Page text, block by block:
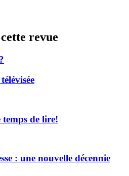
revue
temps de lire!
: une nouvelle décennie